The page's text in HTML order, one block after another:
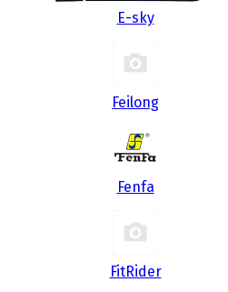
E-sky
Feilong
Fenfa
FitRider